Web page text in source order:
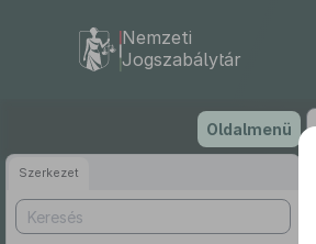
tartalomra
Nemzeti
Jogszabálytár
Oldalmenü
Szerkezet